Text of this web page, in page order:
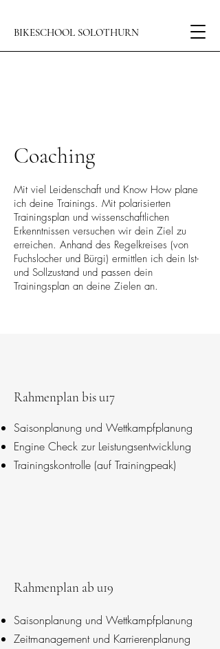
BIKESCHOOL SOLOTHURN
Coaching
Mit viel Leidenschaft und Know How plane
ich deine Trainings. Mit polarisierten
Trainingsplan und wissenschaftlichen
Erkenntnissen versuchen wir dein Ziel zu
erreichen. Anhand des Regelkreises (von
Fuchslocher und Bürgi) ermittlen ich dein Ist-
und Sollzustand und passen dein
Trainingsplan an deine Zielen an.
Rahmenplan bis u17
Saisonplanung und Wettkampfplanung
Engine Check zur Leistungsentwicklung
Trainingskontrolle (auf Trainingpeak)
Rahmenplan ab u19
Saisonplanung und Wettkampfplanung
Zeitmanagement und Karrierenplanung